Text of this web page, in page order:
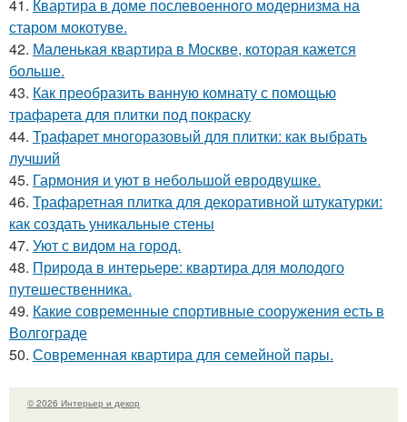
41. Квартира в доме послевоенного модернизма на
старом мокотуве.
42. Маленькая квартира в Москве, которая кажется
больше.
43. Как преобразить ванную комнату с помощью
трафарета для плитки под покраску
44. Трафарет многоразовый для плитки: как выбрать
лучший
45. Гармония и уют в небольшой евродвушке.
46. Трафаретная плитка для декоративной штукатурки:
как создать уникальные стены
47. Уют с видом на город.
48. Природа в интерьере: квартира для молодого
путешественника.
49. Какие современные спортивные сооружения есть в
Волгограде
50. Современная квартира для семейной пары.
© 2026 Интерьер и декор